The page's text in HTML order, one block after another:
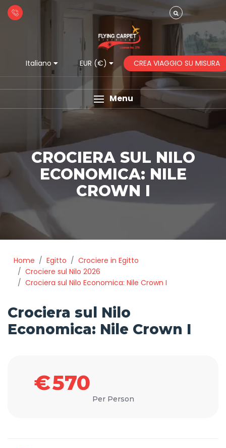
Italiano EUR (€) CREA VIAGGIO SU MISURA
Menu
CROCIERA SUL NILO
ECONOMICA: NILE
CROWN I
Home Egitto
Crociere in Egitto
Crociere sul Nilo 2026
Crociera sul Nilo Economica: Nile Crown I
Crociera sul Nilo
Economica: Nile Crown I
€570
Per Person